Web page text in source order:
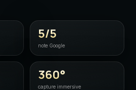
5/5
note Google
360°
capture immersive